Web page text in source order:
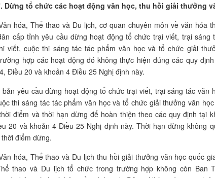
Dừng tổ chức các hoạt động văn học, thu hồi giải thưởng
hóa, Thể thao và Du lịch, cơ quan chuyên môn về văn hóa
cấp tỉnh yêu cầu dừng hoạt động tổ chức trại viết, trại sáng
viết, cuộc thi sáng tác tác phẩm văn học và tổ chức giải
hợp các hoạt động đó không thực hiện đúng các quy
Điều 20 và khoản 4 Điều 25 Nghị định này.
bản yêu cầu dừng hoạt động tổ chức trại viết, trại sáng tác văn
thi sáng tác tác phẩm văn học và tổ chức giải thưởng văn
điểm và thời hạn dừng để hoàn thiện theo các quy định tại
20 và khoản 4 Điều 25 Nghị định này. Thời hạn dừng không
điểm dừng.
hóa, Thể thao và Du lịch thu hồi giải thưởng văn học quốc
thao và Du lịch tổ chức trong trường hợp không còn Ban